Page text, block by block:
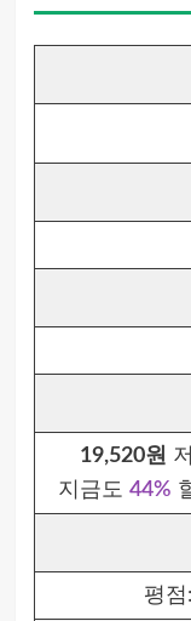
19,520원
지금도 44%
평점: